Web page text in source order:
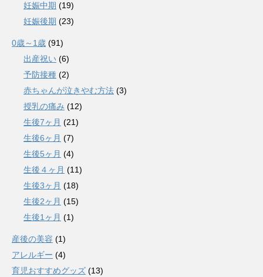
妊娠中期 (19)
妊娠後期 (23)
0歳～1歳 (91)
出産祝い (6)
予防接種 (2)
赤ちゃんが泣きやむ方法 (3)
授乳の痛み (12)
生後7ヶ月 (21)
生後6ヶ月 (7)
生後5ヶ月 (4)
生後４ヶ月 (11)
生後3ヶ月 (18)
生後2ヶ月 (15)
生後1ヶ月 (1)
産後の美容 (1)
アレルギー (4)
育児おすすめグッズ (13)